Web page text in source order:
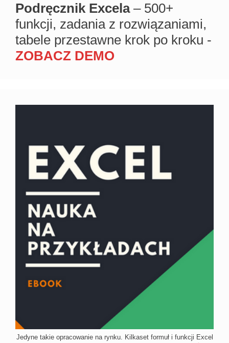
Podręcznik Excela– 500+
funkcji, zadania z rozwiązaniami,
tabele przestawne krok po kroku -
ZOBACZ DEMO
Jedyne takie opracowanie na rynku. Kilkaset formuł i funkcji Excel